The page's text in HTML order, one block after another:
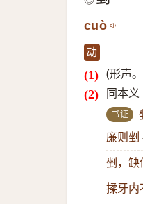
cuò
动
(形声
同本义
书证
廉则剉
剉，缺
揉牙内